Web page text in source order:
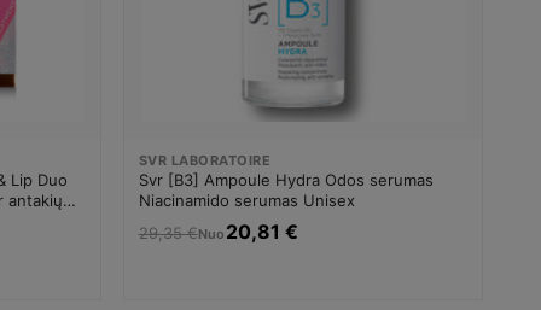
Lip Duo
antakių
SVR LABORATOIRE
Svr [B3] Ampoule Hydra Odos serumas
Niacinamido serumas Unisex
29,35 €Nuo 20,81 €